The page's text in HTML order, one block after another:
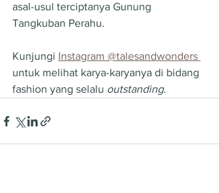
asal-usul terciptanya Gunung
Tangkuban Perahu.
Kunjungi Instagram @talesandwonders
untuk melihat karya-karyanya di bidang
fashion yang selalu outstanding.